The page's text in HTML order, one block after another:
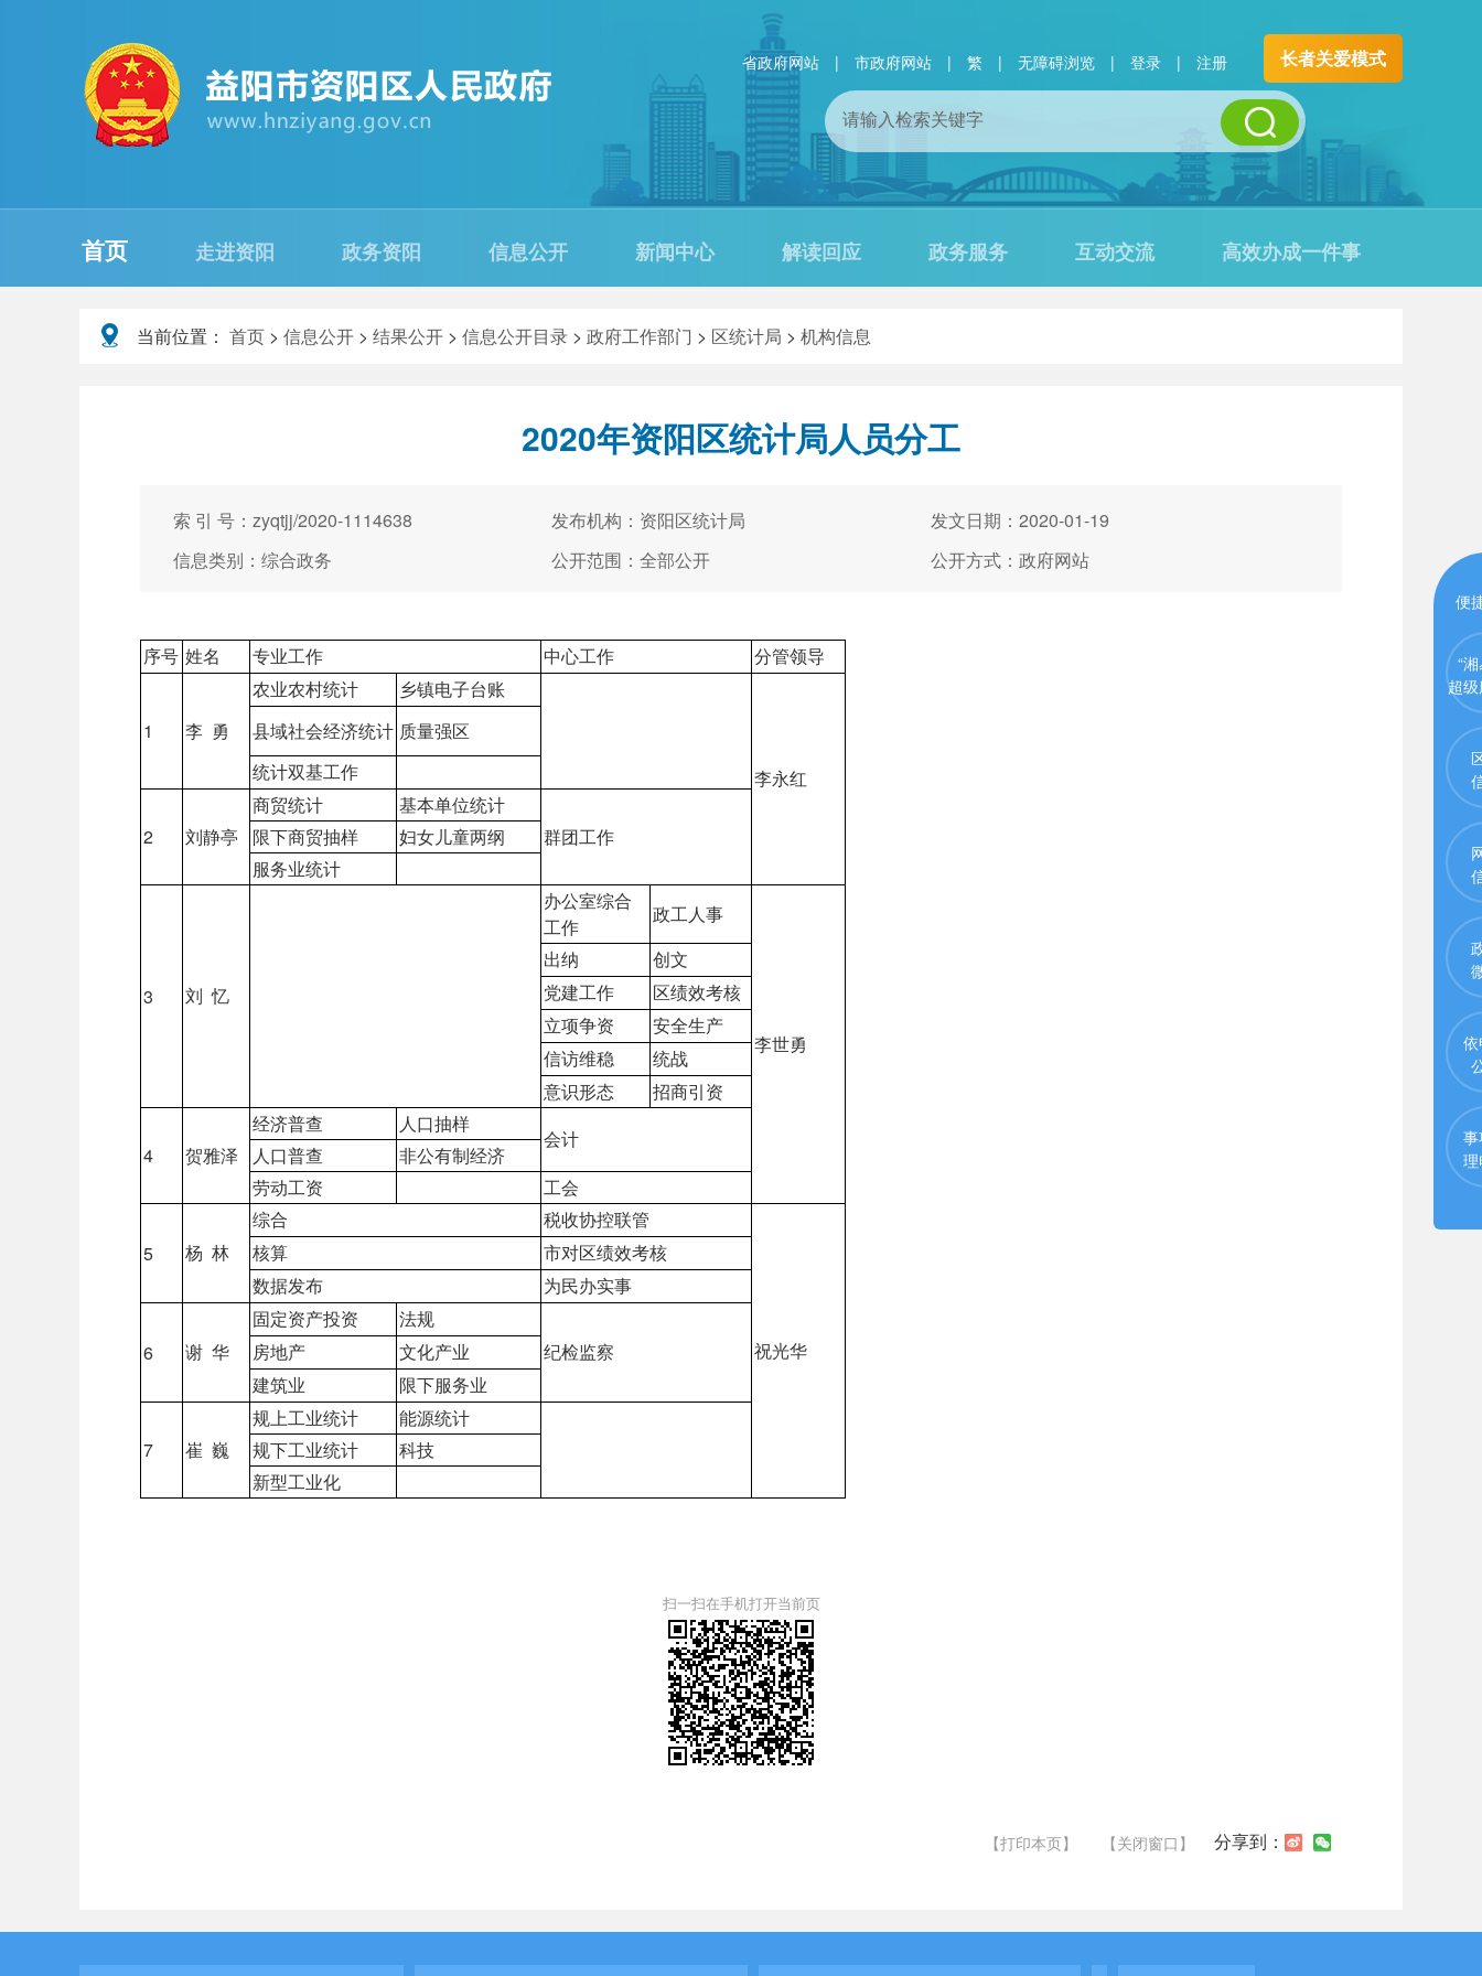
省政府网站 | 市政府网站 | 繁 | 无障碍浏览 | 登录 | 注册 长者关爱模式
首页 走进资阳 政务资阳 信息公开 新闻中心 解读回应 政务服务 互动交流 高效办成一件事
当前位置： 首页 > 信息公开 > 结果公开 > 信息公开目录 > 政府工作部门 > 区统计局 > 机构信息
2020年资阳区统计局人员分工
索 引 号：zyqtjj/2020-1114638 发布机构：资阳区统计局
发文日期：2020-01-19
信息类别：综合政务
公开范围：全部公开 公开方式：政府网站
序号 姓名 专业工作 中心工作 分管领导
1 李 勇
农业农村统计 乡镇电子台账
李永红
县域社会经济统计 质量强区
统计双基工作
2 刘静亭
商贸统计
基本单位统计
群团工作
限下商贸抽样
妇女儿童两纲
服务业统计
3 刘 忆
办公室综合
工作
政工人事
李世勇
出纳
创文
党建工作
区绩效考核
立项争资
安全生产
信访维稳
统战
意识形态
招商引资
4 贺雅泽
经济普查 人口抽样
会计
人口普查
非公有制经济
劳动工资
工会
5 杨 林
综合 税收协控联管
祝光华
核算
市对区绩效考核
数据发布
为民办实事
6 谢 华
固定资产投资
法规
纪检监察
房地产
文化产业
建筑业
限下服务业
7 崔 巍
规上工业统计
能源统计
规下工业统计
科技
新型工业化
扫一扫在手机打开当前页
【打印本页】 【关闭窗口】 分享到：
便
“
超